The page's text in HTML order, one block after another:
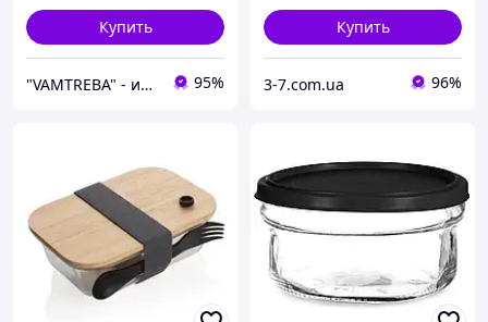
Купить
"VAMTREBA" - интерьеры мечт теперь доступны для всех! Вы найдете здесь все из ИК! 95%
Купить
3-7.com.ua 96%